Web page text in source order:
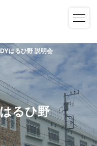
はるひ野 説明会
るひ野